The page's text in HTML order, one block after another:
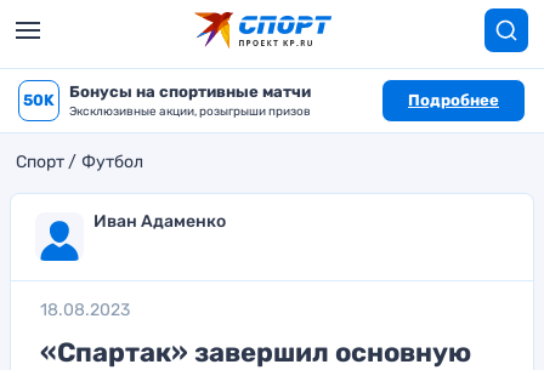
50K Бонусы на спортивные матчи
Эксклюзивные акции, розыгрыши призов
Подробнее
Спорт Футбол
Иван Адаменко
18.08.2023
«Спартак» завершил основную